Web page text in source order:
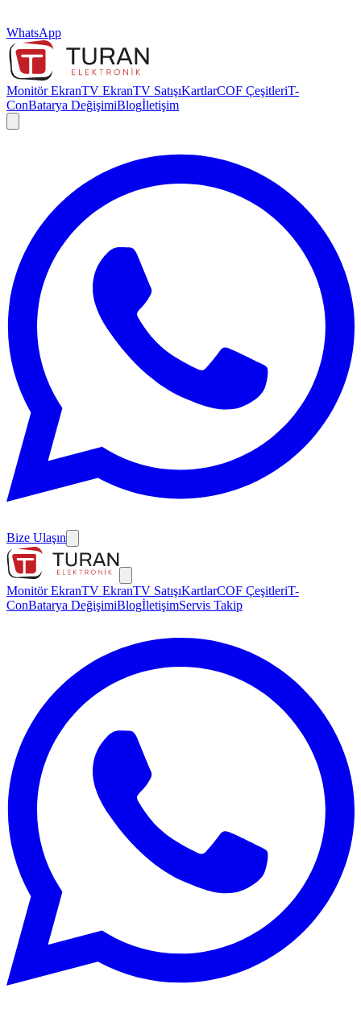
WhatsApp
Monitör EkranTV EkranTV SatışıKartlarCOF ÇeşitleriT-
ConBatarya DeğişimiBlogİletişim
Bize Ulaşın
Monitör EkranTV EkranTV SatışıKartlarCOF ÇeşitleriT-
ConBatarya DeğişimiBlogİletişimServis Takip